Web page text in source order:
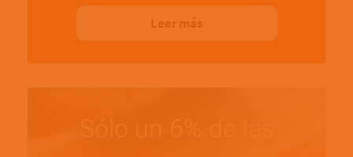
Leer más